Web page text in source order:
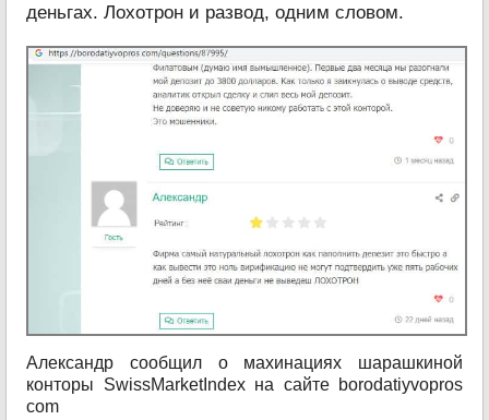
деньгах. Лохотрон и развод, одним словом.
Александр сообщил о махинациях шарашкиной
конторы SwissMarketIndex на сайте borodatiyvopros
com